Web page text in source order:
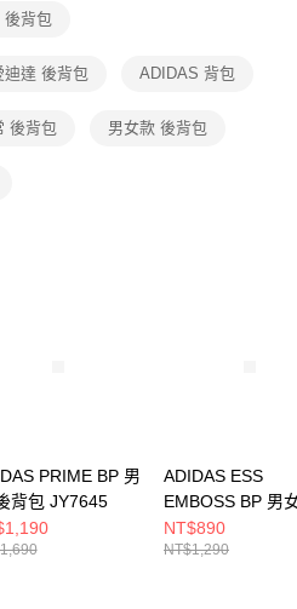
support/home
供之「AFTEE先享後付」服務完成之交
代理人或監護人之同意方可使用
依據個別帳號之用戶狀況，依本公司即
後背包
迪達 後背包 ADIDAS 背包
後背包 男女款 後背包
PRIME BP 男
背包 JY7645
ADIDAS ESS
EMBOSS BP 男
背包 JY1001
NT$890
NT$1,290